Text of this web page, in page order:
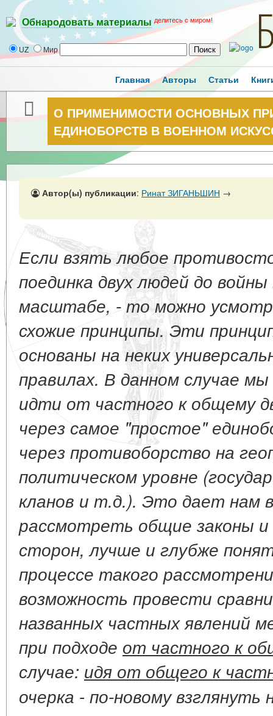
Обнародовать материалы делитесь с миром!
UZ Мир
Главная Авторы Статьи
О ПРИМЕНИМОСТИ ОСНОВНЫХ
ЕДИНОБОРСТВ В ВОЕННОМ
Автор(ы) публикации: Ринат ЗИГАНЬШИН →
Если взять любое
поединка двух людей до
масштабе, - то можно
схожие принципы. Эти
основаны на неких
правилах. В данном случае
идти от частного к общему
через самое "простое"
через противоборство на
политическом уровне
кланов и т.д.). Это дает нам
рассмотреть общие законы и
сторон, лучше и глубже
процессе такого
возможность провести
названных частных явлений
при подходе от частного к
случае: идя от общего к
очерка - по-новому взглянуть